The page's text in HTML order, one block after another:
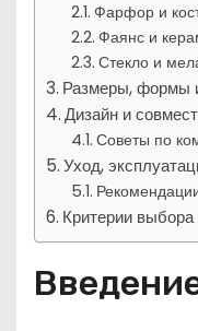
Фарфор и
Фаянс и
Стекло и
Размеры, формы
Дизайн и
Советы по
Уход,
Критерии